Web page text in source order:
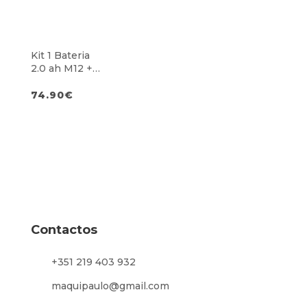
Kit 1 Bateria
2.0 ah M12 +
M12
74.90€
Contactos
+351 219 403 932
maquipaulo@gmail.com